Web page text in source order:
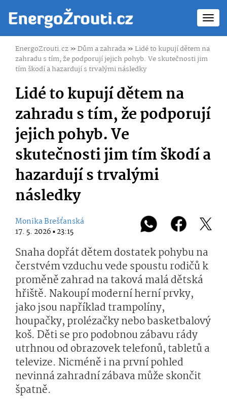
EnergoZrouti.cz»Dům a zahrada»Lidé to kupují dětem na
zahradu s tím, že podporují jejich pohyb. Ve skutečnosti jim
tím škodí a hazardují s trvalými následky
Lidé to kupují dětem na
zahradu s tím, že podporují
jejich pohyb. Ve
skutečnosti jim tím škodí a
hazardují s trvalými
následky
Monika Brešťanská
17. 5. 2026 ▪ 23:15
Snaha dopřát dětem dostatek pohybu na
čerstvém vzduchu vede spoustu rodičů k
proměně zahrad na taková malá dětská
hřiště. Nakoupí moderní herní prvky,
jako jsou například trampolíny,
houpačky, prolézačky nebo basketbalový
koš. Děti se pro podobnou zábavu rády
utrhnou od obrazovek telefonů, tabletů a
televize. Nicméně i na první pohled
nevinná zahradní zábava může skončit
špatně.